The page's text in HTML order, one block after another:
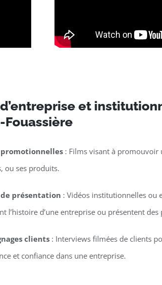
et
Fouassière
promotionnelles : Films visant à promouvoir
ou ses produits.
présentation : Vidéos institutionnelles ou
l’histoire d’une entreprise ou présentent des
clients : Interviews filmées de clients
et confiance dans une entreprise.